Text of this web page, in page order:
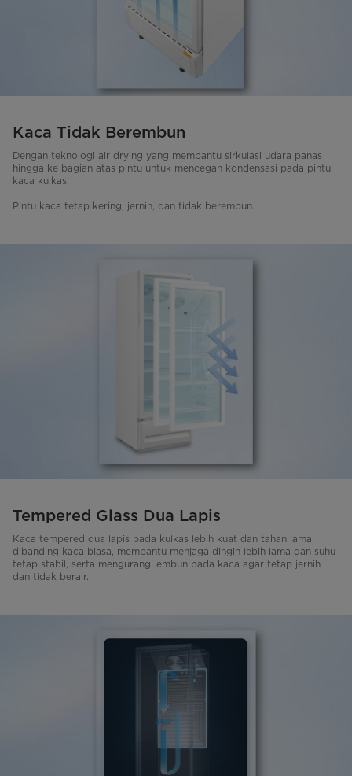
Kaca Tidak Berembun
Dengan teknologi air drying yang membantu sirkulasi udara panas
hingga ke bagian atas pintu untuk mencegah kondensasi pada pintu
kaca kulkas.
Pintu kaca tetap kering, jernih, dan tidak berembun.
Tempered Glass Dua Lapis
Kaca tempered dua lapis pada kulkas lebih kuat dan tahan lama
dibanding kaca biasa, membantu menjaga dingin lebih lama dan suhu
tetap stabil, serta mengurangi embun pada kaca agar tetap jernih
dan tidak berair.